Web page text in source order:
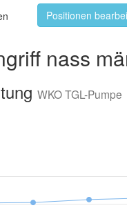
Positionen
nass
WKO TGL-Pumpe